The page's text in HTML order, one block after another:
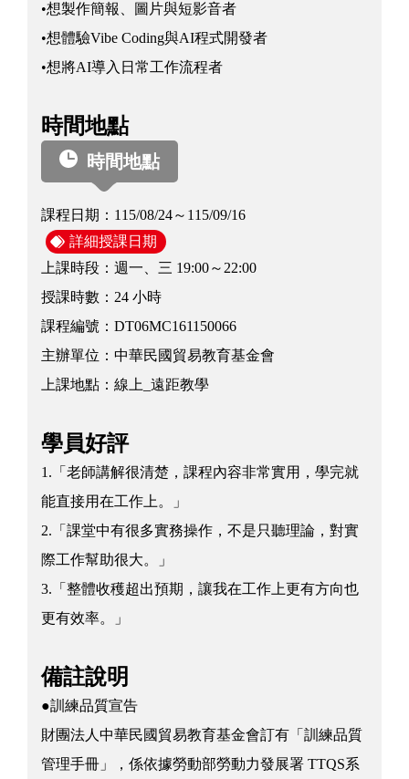
•想製作簡報、圖片與短影音者
•想體驗Vibe Coding與AI程式開發者
•想將AI導入日常工作流程者
時間地點
時間地點
課程日期： 115/08/24～115/09/16
詳細授課日期
上課時段： 週一、三 19:00～22:00
授課時數： 24 小時
課程編號： DT06MC161150066
主辦單位： 中華民國貿易教育基金會
上課地點： 線上_遠距教學
學員好評
1.「老師講解很清楚，課程內容非常實用，學完就
能直接用在工作上。」
2.「課堂中有很多實務操作，不是只聽理論，對實
際工作幫助很大。」
3.「整體收穫超出預期，讓我在工作上更有方向也
更有效率。」
備註說明
●訓練品質宣告
財團法人中華民國貿易教育基金會訂有「訓練品質
管理手冊」，係依據勞動部勞動力發展署 TTQS系